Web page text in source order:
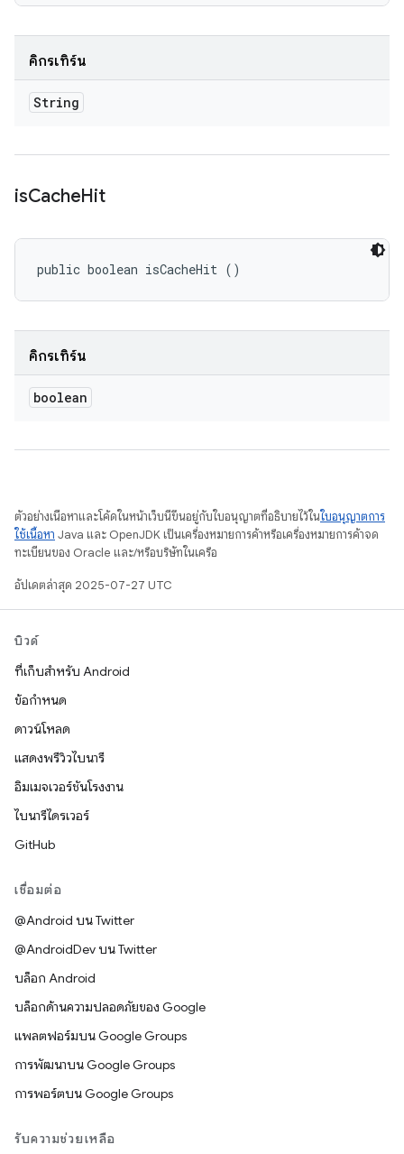
คิกรีเทิร์น
String
isCacheHit
public boolean isCacheHit ()
คิกรีเทิร์น
boolean
ตัวอย่างเนื้อหาและโค้ดในหน้าเว็บนี้ขึ้นอยู่กับใบอนุญาตที่อธิบายไว้ในใบอนุญาตการ
ใช้เนื้อหา Java และ OpenJDK เป็นเครื่องหมายการค้าหรือเครื่องหมายการค้าจด
ทะเบียนของ Oracle และ/หรือบริษัทในเครือ
อัปเดตล่าสุด 2025-07-27 UTC
บิวด์
ที่เก็บสำหรับ Android
ข้อกำหนด
ดาวน์โหลด
แสดงพรีวิวไบนารี
อิมเมจเวอร์ชันโรงงาน
ไบนารีไดรเวอร์
GitHub
เชื่อมต่อ
@Android บน Twitter
@AndroidDev บน Twitter
บล็อก Android
บล็อกด้านความปลอดภัยของ Google
แพลตฟอร์มบน Google Groups
การพัฒนาบน Google Groups
การพอร์ตบน Google Groups
รับความช่วยเหลือ